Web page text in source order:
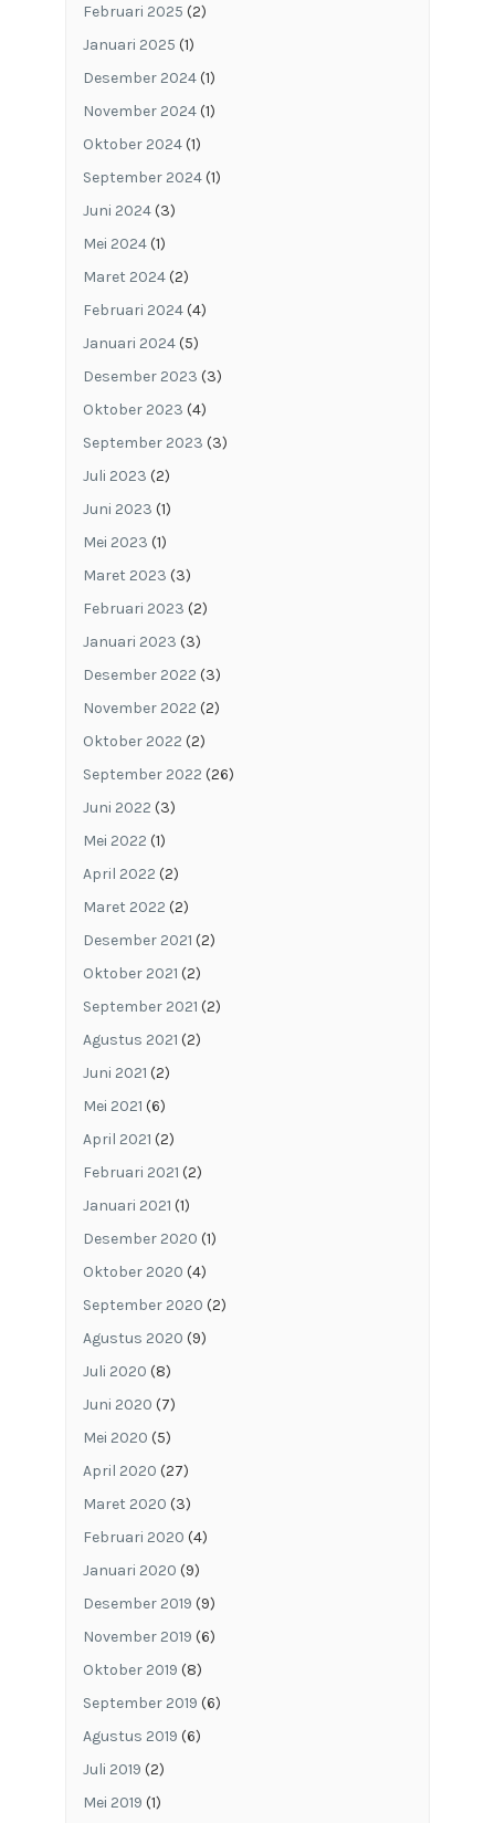
Februari 2025 (2)
Januari 2025 (1)
Desember 2024(1)
November 2024(1)
Oktober 2024(1)
September 2024(1)
Juni 2024(3)
Mei 2024(1)
Maret 2024(2)
Februari 2024(4)
Januari 2024(5)
Desember 2023 (3)
Oktober 2023 (4)
September 2023 (3)
Juli 2023 (2)
Juni 2023 (1)
Mei 2023 (1)
Maret 2023 (3)
Februari 2023 (2)
Januari 2023 (3)
Desember 2022 (3)
November 2022 (2)
Oktober 2022 (2)
September 2022 (26)
Juni 2022 (3)
Mei 2022 (1)
April 2022 (2)
Maret 2022 (2)
Desember 2021 (2)
Oktober 2021 (2)
September 2021 (2)
Agustus 2021 (2)
Juni 2021 (2)
Mei 2021 (6)
April 2021 (2)
Februari 2021 (2)
Januari 2021 (1)
Desember 2020 (1)
Oktober 2020 (4)
September 2020 (2)
Agustus 2020 (9)
Juli 2020 (8)
Juni 2020 (7)
Mei 2020 (5)
April 2020 (27)
Maret 2020 (3)
Februari 2020 (4)
Januari 2020 (9)
Desember 2019 (9)
November 2019 (6)
Oktober 2019 (8)
September 2019 (6)
Agustus 2019 (6)
Juli 2019 (2)
Mei 2019 (1)